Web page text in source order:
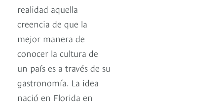
realidad aquella
creencia de que la
mejor manera de
conocer la cultura de
un país es a través de su
gastronomía. La idea
nació en Florida en